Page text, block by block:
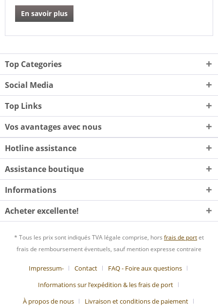
En savoir plus
Top Categories
Social Media
Top Links
Vos avantages avec nous
Hotline assistance
Assistance boutique
Informations
Acheter excellente!
* Tous les prix sont indiqués TVA légale comprise, hors frais de portet
frais de remboursement éventuels, sauf mention expresse contraire
Impressum- Contact
FAQ - Foire aux questions
Informations sur l’expédition & les frais de port
À propos de nous
Livraison et conditions de paiement